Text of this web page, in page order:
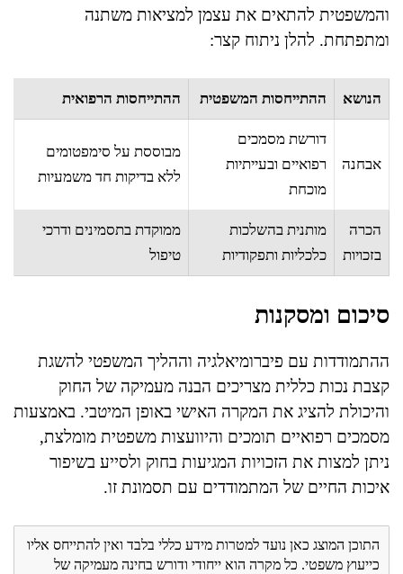
והמשפטית להתאים את עצמן למציאות משתנה
ומתפתחת. להלן ניתוח קצר:
הנושא ההתייחסות המשפטית ההתייחסות הרפואית
אבחנה
דורשת מסמכים
רפואיים ובעייתיות
מוכחת
מבוססת על סימפטומים
ללא בדיקות חד משמעיות
הכרה
בזכויות
מותנית בהשלכות
כלכליות ותפקודיות
ממוקדת בתסמינים ודרכי
טיפול
סיכום ומסקנות
ההתמודדות עם פיברומיאלגיה וההליך המשפטי להשגת
קצבת נכות כללית מצריכים הבנה מעמיקה של החוק
והיכולת להציג את המקרה האישי באופן המיטבי. באמצעות
מסמכים רפואיים תומכים והיוועצות משפטית מומלצת,
ניתן למצות את הזכויות המגיעות בחוק ולסייע בשיפור
איכות החיים של המתמודדים עם תסמונת זו.
התוכן המוצג כאן נועד למטרות מידע כללי בלבד ואין להתייחס אליו
כייעוץ משפטי. כל מקרה הוא ייחודי ודורש בחינה מעמיקה של